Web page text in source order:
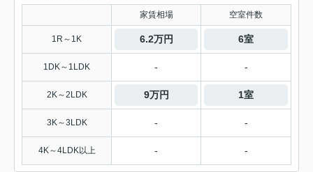
家賃相場 空室件数
1R～1K 6.2万円 6室
1DK～1LDK - -
2K～2LDK 9万円 1室
3K～3LDK - -
4K～4LDK以上 - -